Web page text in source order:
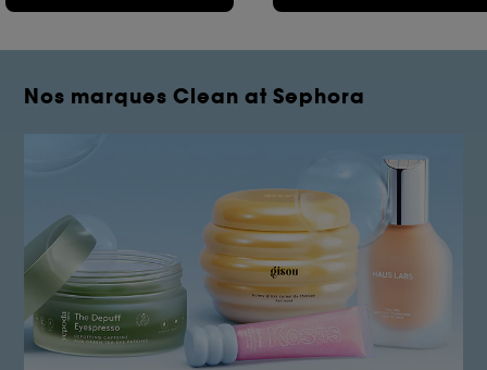
Nos marques Clean at Sephora